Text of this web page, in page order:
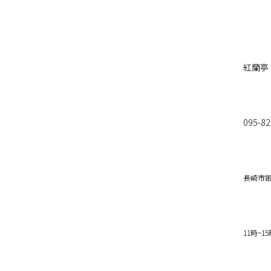
紅蘭亭
095-
長崎市
11時